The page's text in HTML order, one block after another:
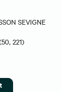
SEVIGNE
221)